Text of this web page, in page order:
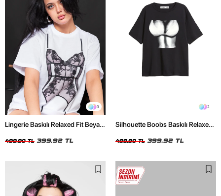
3
Lingerie Baskılı Relaxed Fit Beyaz
499,90 TL 399,92 TL
2
Silhouette Boobs Baskılı Relaxed
499,90 TL 399,92 TL